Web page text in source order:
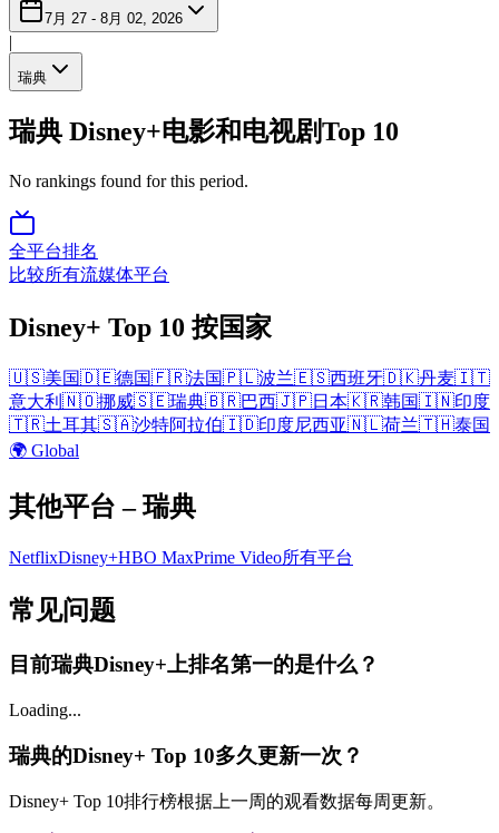
7月 27 - 8月 02, 2026
|
瑞典
瑞典 Disney+电影和电视剧Top 10
No rankings found for this period.
全平台排名
比较所有流媒体平台
Disney+ Top 10 按国家
🇺🇸美国🇩🇪德国🇫🇷法国🇵🇱波兰🇪🇸西班牙🇩🇰丹麦🇮🇹
意大利 🇳🇴挪威🇸🇪瑞典🇧🇷巴西🇯🇵日本🇰🇷韩国🇮🇳印度
🇹🇷土耳其🇸🇦沙特阿拉伯🇮🇩印度尼西亚🇳🇱荷兰🇹🇭泰国
🌍 Global
其他平台 – 瑞典
NetflixDisney+HBO MaxPrime Video所有平台
常见问题
目前瑞典Disney+上排名第一的是什么？
Loading...
瑞典的Disney+ Top 10多久更新一次？
Disney+ Top 10排行榜根据上一周的观看数据每周更新。